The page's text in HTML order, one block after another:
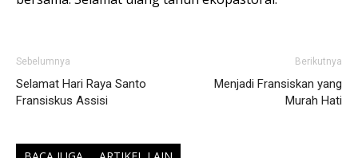
Sebelumnya
Selamat Hari Raya Santo
Fransiskus Assisi
Berikutnya
Menjadi Fransiskan yang
Murah Hati